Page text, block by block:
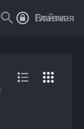
Войти
Главная